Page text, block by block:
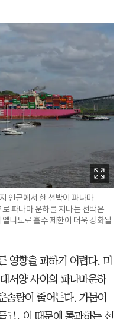
인근에서 한 선박이 파나마
파나마 운하를 지나는 선박은
니뇨로 흘수 제한이 더욱 강화될
영향을 피하기 어렵다. 미
서양 사이의 파나마운하
송량이 줄어든다. 가뭄이
고, 이 때문에 통과하는 선